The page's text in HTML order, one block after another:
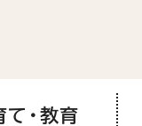
て・教育